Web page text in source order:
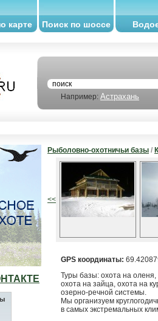
карте Поиск по шоссе
Например: Астрахань
Рыболовно-охотничьи базы /
<<
GPS координаты:
Туры базы: охота на оленя,
охота на зайца, охота на
озерно-речной системы.
Мы организуем
в самых экстремальных